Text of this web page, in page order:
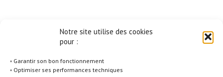
Notre site utilise des cookies
pour :
◦ Garantir son bon fonctionnement
◦ Optimiser ses performances techniques